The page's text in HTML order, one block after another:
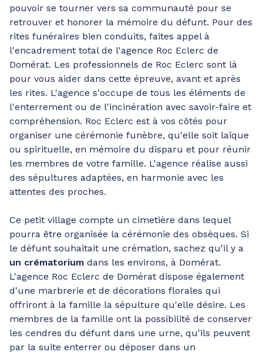
pouvoir se tourner vers sa communauté pour se
retrouver et honorer la mémoire du défunt. Pour des
rites funéraires bien conduits, faites appel à
l'encadrement total de l'agence Roc Eclerc de
Domérat. Les professionnels de Roc Eclerc sont là
pour vous aider dans cette épreuve, avant et après
les rites. L'agence s'occupe de tous les éléments de
l'enterrement ou de l'incinération avec savoir-faire et
compréhension. Roc Eclerc est à vos côtés pour
organiser une cérémonie funèbre, qu'elle soit laïque
ou spirituelle, en mémoire du disparu et pour réunir
les membres de votre famille. L'agence réalise aussi
des sépultures adaptées, en harmonie avec les
attentes des proches.
Ce petit village compte un cimetière dans lequel
pourra être organisée la cérémonie des obsèques. Si
le défunt souhaitait une crémation, sachez qu'il y a
un crématorium dans les environs, à Domérat.
L'agence Roc Eclerc de Domérat dispose également
d'une marbrerie et de décorations florales qui
offriront à la famille la sépulture qu'elle désire. Les
membres de la famille ont la possibilité de conserver
les cendres du défunt dans une urne, qu'ils peuvent
par la suite enterrer ou déposer dans un